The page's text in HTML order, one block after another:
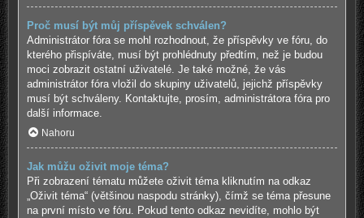
Proč musí být můj příspěvek schválen?
Administrátor fóra se mohl rozhodnout, že příspěvky ve fóru, do
kterého přispíváte, musí být prohlédnuty předtím, než je budou
moci zobrazit ostatní uživatelé. Je také možné, že vás
administrátor fóra vložil do skupiny uživatelů, jejichž příspěvky
musí být schváleny. Kontaktujte, prosím, administrátora fóra pro
další informace.
Nahoru
Jak můžu oživit moje téma?
Při zobrazení tématu můžete oživit téma kliknutím na odkaz
„Oživit téma“ (většinou naspodu stránky), čímž se téma přesune
na první místo ve fóru. Pokud tento odkaz nevidíte, mohlo být